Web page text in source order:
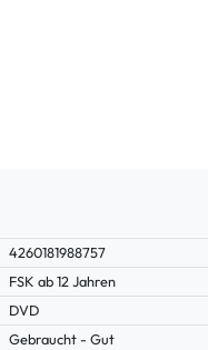
4260181988757
FSK ab 12 Jahren
DVD
Gebraucht - Gut